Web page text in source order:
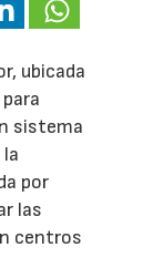
ubicada
sistema
por
las
centros